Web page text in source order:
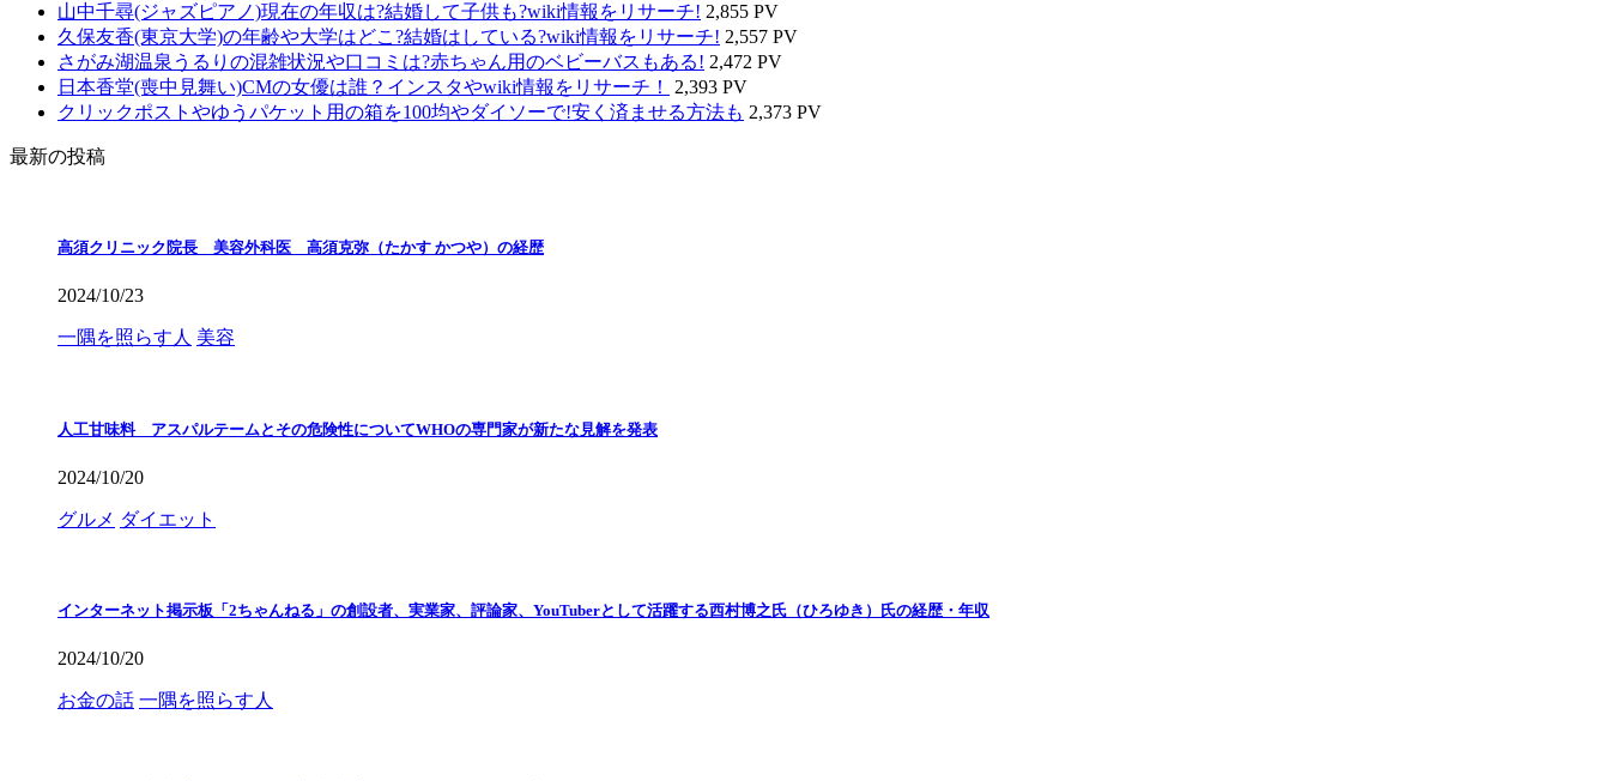
山中千尋(ジャズピアノ)現在の年収は?結婚して子供も?wiki情報をリサーチ! 2,855 PV
久保友香(東京大学)の年齢や大学はどこ?結婚はしている?wiki情報をリサーチ! 2,557 PV
さがみ湖温泉うるりの混雑状況や口コミは?赤ちゃん用のベビーバスもある! 2,472 PV
日本香堂(喪中見舞い)CMの女優は誰？インスタやwiki情報をリサーチ！
2,393 PV
クリックポストやゆうパケット用の箱を100均やダイソーで!安く済ませる方法も 2,373 PV
最新の投稿
高須クリニック院長 美容外科医 高須克弥（たかす かつや）の経歴
2024/10/23
一隅を照らす人 美容
人工甘味料 アスパルテームとその危険性についてWHOの専門家が新たな見解を発表
2024/10/20
グルメ ダイエット
インターネット掲示板「2ちゃんねる」の創設者、実業家、評論家、YouTuberとして活躍する西村博之氏（ひろゆき）氏の経歴・年収
2024/10/20
お金の話 一隅を照らす人